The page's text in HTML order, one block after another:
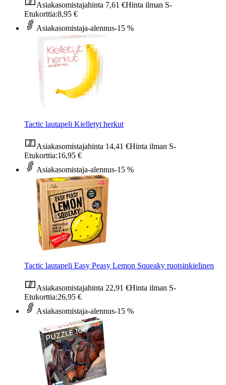
Asiakasomistajahinta 7,61 €Hinta ilman S-
Etukorttia:8,95 €
Asiakasomistaja-alennus-15 %
Tactic lautapeli Kielletyt herkut
Asiakasomistajahinta 14,41 €Hinta ilman S-
Etukorttia:16,95 €
Asiakasomistaja-alennus-15 %
Tactic lautapeli Easy Peasy Lemon Squeaky ruotsinkielinen
Asiakasomistajahinta 22,91 €Hinta ilman S-
Etukorttia:26,95 €
Asiakasomistaja-alennus-15 %